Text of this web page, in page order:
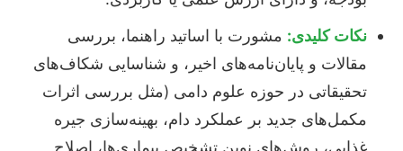
نکات کلیدی: مشورت با اساتید راهنما، بررسی
مقالات و پایان‌نامه‌های اخیر، و شناسایی شکاف‌های
تحقیقاتی در حوزه علوم دامی (مثل بررسی اثرات
مکمل‌های جدید بر عملکرد دام، بهینه‌سازی جیره
غذایی، روش‌های نوین تشخیص بیماری‌ها، اصلاح